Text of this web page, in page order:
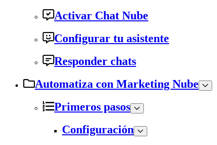
Activar Chat Nube
Configurar tu asistente
Responder chats
Automatiza con Marketing Nube
Primeros pasos
Configuración